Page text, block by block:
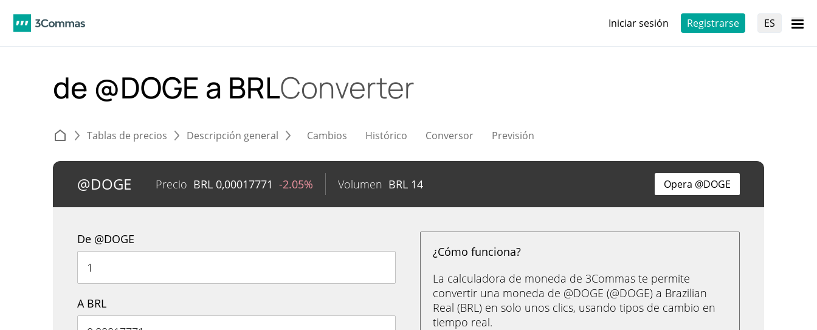
Iniciar sesión Registrarse ES
de @DOGE a BRLConverter
Tablas de precios Descripción general Cambios Histórico Conversor Previsión
@DOGE Precio BRL 0,00017771 -2.05% Volumen BRL 14 Opera @DOGE
De @DOGE
A BRL
¿Cómo funciona?
La calculadora de moneda de 3Commas te permite
convertir una moneda de @DOGE (@DOGE) a Brazilian
Real (BRL) en solo unos clics, usando tipos de cambio en
tiempo real.